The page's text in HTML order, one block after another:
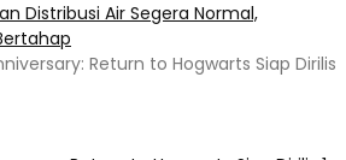
Distribusi Air Segera Normal,